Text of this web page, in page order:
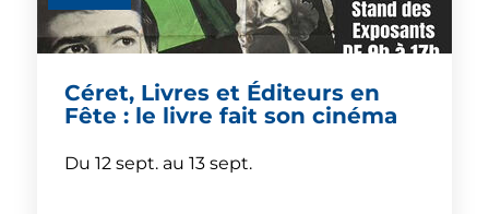
Céret, Livres et Éditeurs en
Fête : le livre fait son cinéma
Du 12 sept. au 13 sept.